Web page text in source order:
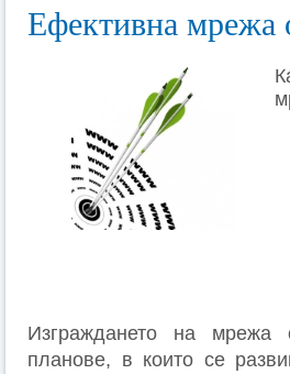
Ефективна мрежа
Изграждането на мрежа
планове, в които се